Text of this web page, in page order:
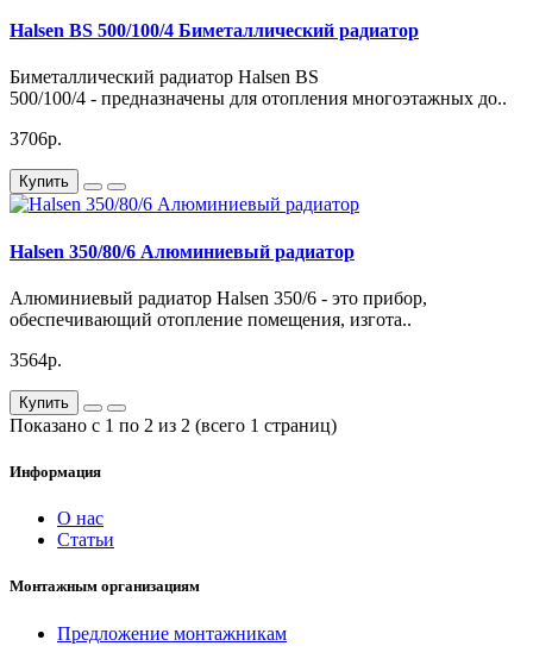
Halsen BS 500/100/4 Биметаллический радиатор
Биметаллический радиатор Halsen BS
500/100/4 - предназначены для отопления многоэтажных до..
3706р.
Купить
Halsen 350/80/6 Алюминиевый радиатор
Алюминиевый радиатор Halsen 350/6 - это прибор,
обеспечивающий отопление помещения, изгота..
3564р.
Купить
Показано с 1 по 2 из 2 (всего 1 страниц)
Информация
О нас
Статьи
Монтажным организациям
Предложение монтажникам